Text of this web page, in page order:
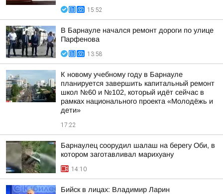
15:52
В Барнауле начался ремонт дороги по улице
Парфенова
13:58
К новому учебному году в Барнауле
планируется завершить капитальный ремонт
школ №60 и №102, который идёт сейчас в
рамках национального проекта «Молодёжь и
дети»
17:22
Барнаулец соорудил шалаш на берегу Оби, в
котором заготавливал марихуану
14:10
Бийск в лицах: Владимир Ларин